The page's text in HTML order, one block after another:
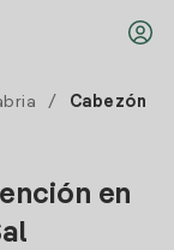
/
Cabezón
en